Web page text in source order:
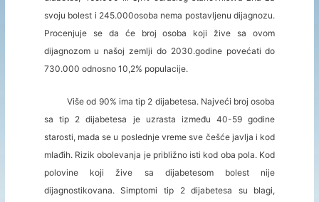
svoju bolest i 245.000osoba nema postavljenu dijagnozu.
Procenjuje se da će broj osoba koji žive sa ovom
dijagnozom u našoj zemlji do 2030.godine povećati do
730.000 odnosno 10,2% populacije.
Više od 90% ima tip 2 dijabetesa. Najveći broj osoba
sa tip 2 dijabetesa je uzrasta između 40-59 godine
starosti, mada se u poslednje vreme sve češće javlja i kod
mlađih. Rizik obolevanja je približno isti kod oba pola. Kod
polovine koji žive sa dijabetesom bolest nije
dijagnostikovana. Simptomi tip 2 dijabetesa su blagi,